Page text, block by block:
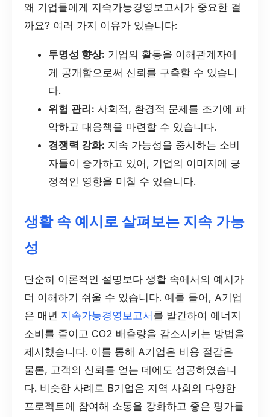
왜 기업들에게 지속가능경영보고서가 중요한 걸
까요? 여러 가지 이유가 있습니다:
투명성 향상: 기업의 활동을 이해관계자에
게 공개함으로써 신뢰를 구축할 수 있습니
다.
위험 관리: 사회적, 환경적 문제를 조기에 파
악하고 대응책을 마련할 수 있습니다.
경쟁력 강화: 지속 가능성을 중시하는 소비
자들이 증가하고 있어, 기업의 이미지에 긍
정적인 영향을 미칠 수 있습니다.
생활 속 예시로 살펴보는 지속 가능
성
단순히 이론적인 설명보다 생활 속에서의 예시가
더 이해하기 쉬울 수 있습니다. 예를 들어, A기업
은 매년 지속가능경영보고서 를 발간하여 에너지
소비를 줄이고 CO2 배출량을 감소시키는 방법을
제시했습니다. 이를 통해 A기업은 비용 절감은
물론, 고객의 신뢰를 얻는 데에도 성공하였습니
다. 비슷한 사례로 B기업은 지역 사회의 다양한
프로젝트에 참여해 소통을 강화하고 좋은 평가를